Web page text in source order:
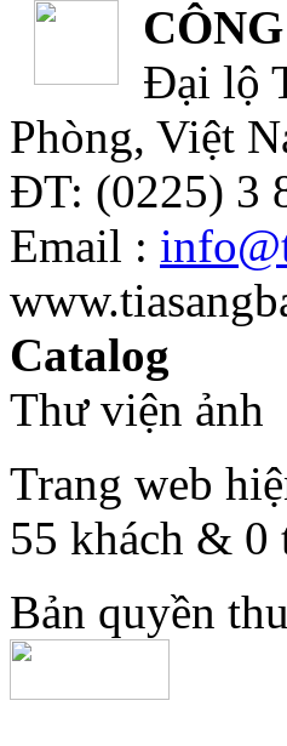
Đại lộ
Phòng, Việt
ĐT: (0225) 3
Email :
Catalog
Thư viện ảnh
Trang web
55 khách & 0
Bản quyền